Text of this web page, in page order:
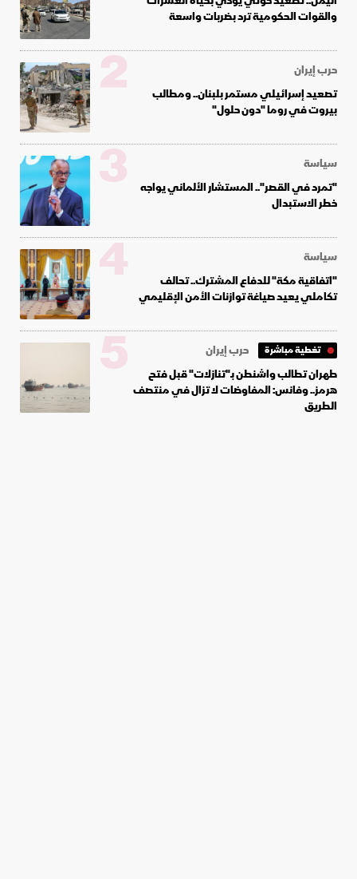
والقوات الحكومية ترد بضربات واسعة
حرب إيران
تصعيد إسرائيلي مستمر بلبنان.. ومطالب
بيروت في روما "دون حلول"
2
سياسة
"تمرد في القصر".. المستشار الألماني يواجه
خطر الاستبدال
3
سياسة
"اتفاقية مكة" للدفاع المشترك.. تحالف
تكاملي يعيد صياغة توازنات الأمن الإقليمي 4
تغطية مباشرة
حرب إيران
طهران تطالب واشنطن بـ"تنازلات" قبل فتح
هرمز.. وفانس: المفاوضات لا تزال في منتصف
الطريق
5